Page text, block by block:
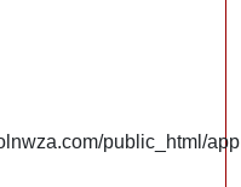
public_html/